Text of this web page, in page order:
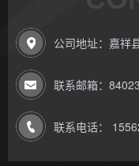
公司地址：嘉祥
联系邮箱：
联系电话：